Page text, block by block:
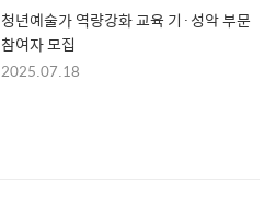
청년예술가 역량강화 교육 기·성악 부문
참여자 모집
2025.07.18